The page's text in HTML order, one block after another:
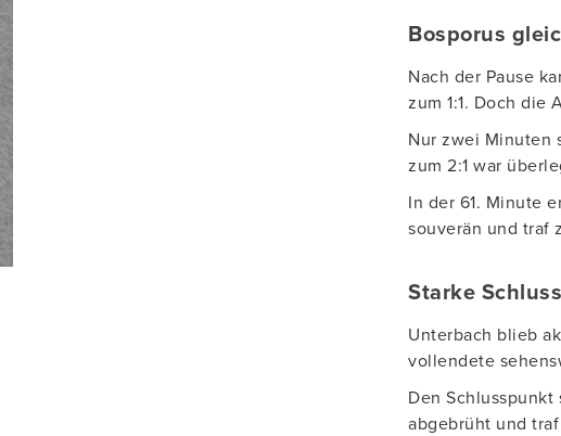
Bosporus
Nach der Pause
zum 1:1. Doch die
Nur zwei Minuten
zum 2:1 war
In der 61. Minute
souverän und traf
Starke
Unterbach blieb
vollendete
Den
abgebrüht und